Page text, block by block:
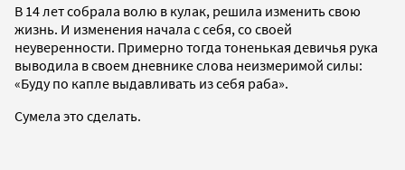
В 14 лет собрала волю в кулак, решила изменить свою
жизнь. И изменения начала с себя, со своей
неуверенности. Примерно тогда тоненькая девичья рука
выводила в своем дневнике слова неизмеримой силы:
«Буду по капле выдавливать из себя раба».
Сумела это сделать.